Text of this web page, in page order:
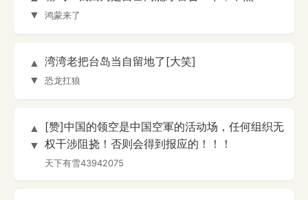
▼
鸿蒙来了
▲
▼
湾湾老把台岛当自留地了[大笑]
恐龙扛狼
▲
▼
[赞]中国的领空是中国空軍的活动场，任何组织无
权干涉阻挠！否则会得到报应的！！！
天下有雪43942075